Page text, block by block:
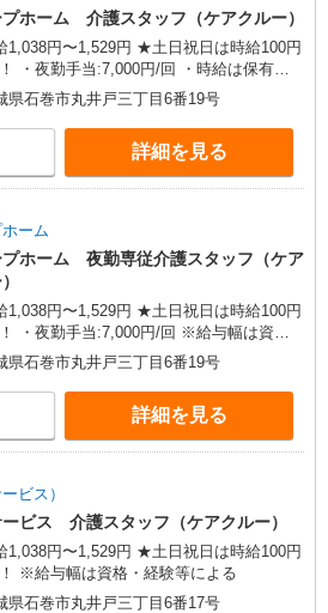
ホーム 介護スタッフ（ケアクルー）
円〜1,529円 ★土日祝日は時給100円
・夜勤手当:7,000円/回 ・時給は保有資
異なる ※給与幅は資格・経験等による
県石巻市丸井戸三丁目6番19号
詳細を見る
ーム
プホーム 夜勤専従介護スタッフ（ケア
円〜1,529円 ★土日祝日は時給100円
・夜勤手当:7,000円/回 ※給与幅は資
等による
県石巻市丸井戸三丁目6番19号
詳細を見る
ビス）
ビス 介護スタッフ（ケアクルー）
円〜1,529円 ★土日祝日は時給100円
※給与幅は資格・経験等による
県石巻市丸井戸三丁目6番17号